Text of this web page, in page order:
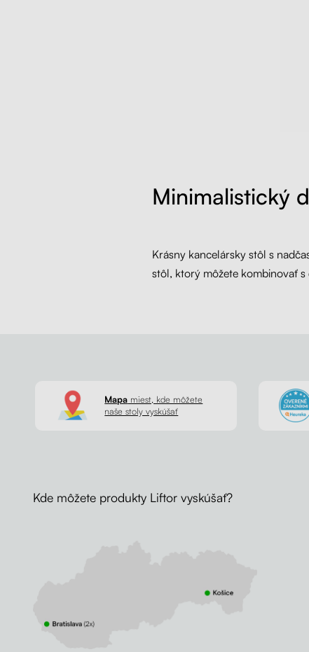
Minimalistický
Krásny kancelársky stôl s
stôl, ktorý môžete kombinovať
Mapa miest, kde môžete
naše stoly vyskúšať
Kde môžete produkty Liftor vyskúšať?